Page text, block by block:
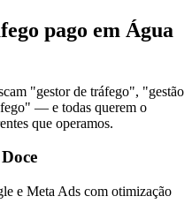
pago em Água
"gestor de tráfego", "gestão
— e todas querem o
que operamos.
e Meta Ads com otimização